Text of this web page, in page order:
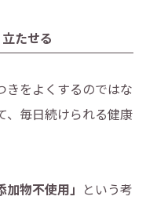
たせる
きをよくするのではな
、毎日続けられる健康
加物不使用」 という考